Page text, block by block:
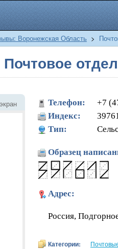
Воронежская Область >
Почтовое
Телефон:
+7
Индекс:
Тип:
Образец
Адрес:
Россия,
Категории: